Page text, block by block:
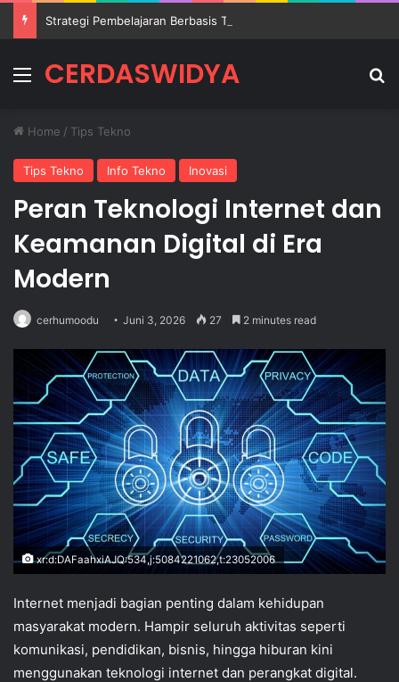
MenuCERDASWIDYA
Home / Tips Tekno
Tips Tekno Info Tekno Inovasi
Peran Teknologi Internet dan
Keamanan Digital di Era
Modern
cerhumoodu Juni 3, 2026 27 2 minutes read
xr:d:DAFaahxiAJQ:534,j:5084221062,t:23052006
Internet menjadi bagian penting dalam kehidupan
masyarakat modern. Hampir seluruh aktivitas seperti
komunikasi, pendidikan, bisnis, hingga hiburan kini
menggunakan teknologi internet dan perangkat digital.